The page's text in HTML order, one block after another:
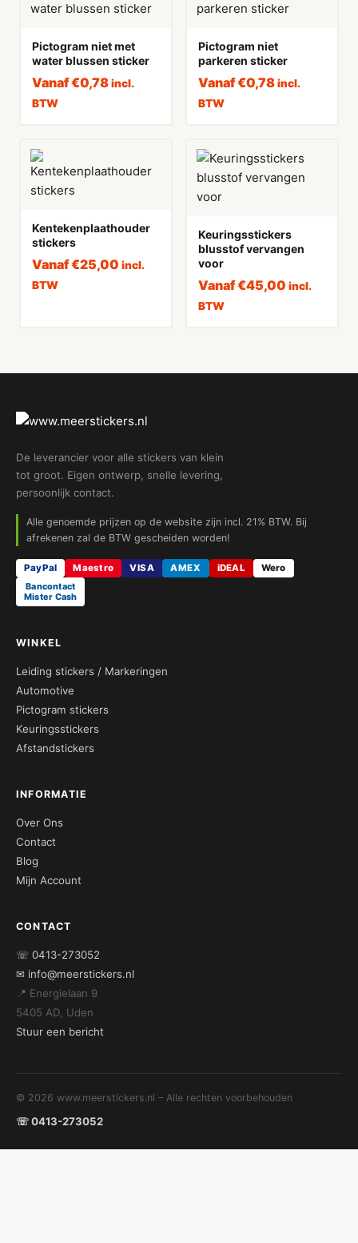
Pictogram niet met
water blussen sticker
Vanaf€0,78 incl.
BTW
Pictogram niet
parkeren sticker
Vanaf€0,78 incl.
BTW
Kentekenplaathouder
stickers
Vanaf€25,00 incl.
BTW
Keuringsstickers
blusstof vervangen
voor
Vanaf€45,00 incl.
BTW
De leverancier voor alle stickers van klein
tot groot. Eigen ontwerp, snelle levering,
persoonlijk contact.
Alle genoemde prijzen op de website zijn incl. 21% BTW. Bij
afrekenen zal de BTW gescheiden worden!
PayPal Maestro VISA AMEX iDEAL
Wero
Bancontact
Mister Cash
WINKEL
Leiding stickers / Markeringen
Automotive
Pictogram stickers
Keuringsstickers
Afstandstickers
INFORMATIE
Over Ons
Contact
Blog
Mijn Account
CONTACT
☏ 0413-273052
✉ info@meerstickers.nl
📍 Energielaan 9
5405 AD, Uden
Stuur een bericht
© 2026 www.meerstickers.nl – Alle rechten voorbehouden
☏ 0413-273052